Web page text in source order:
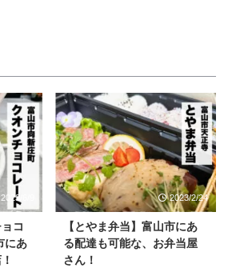
2023/6/9
コ
にあ
2023/2/24
【とやま弁当】富山市にあ
る配達も可能な、お弁当屋
さん！